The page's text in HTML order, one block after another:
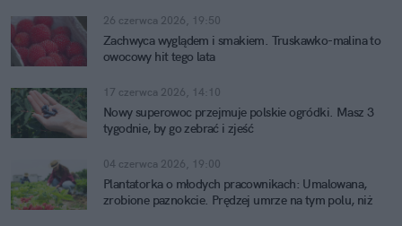
26 czerwca 2026, 19:50
Zachwyca wyglądem i smakiem. Truskawko-malina to
owocowy hit tego lata
17 czerwca 2026, 14:10
Nowy superowoc przejmuje polskie ogródki. Masz 3
tygodnie, by go zebrać i zjeść
04 czerwca 2026, 19:00
Plantatorka o młodych pracownikach: Umalowana,
zrobione paznokcie. Prędzej umrze na tym polu, niż